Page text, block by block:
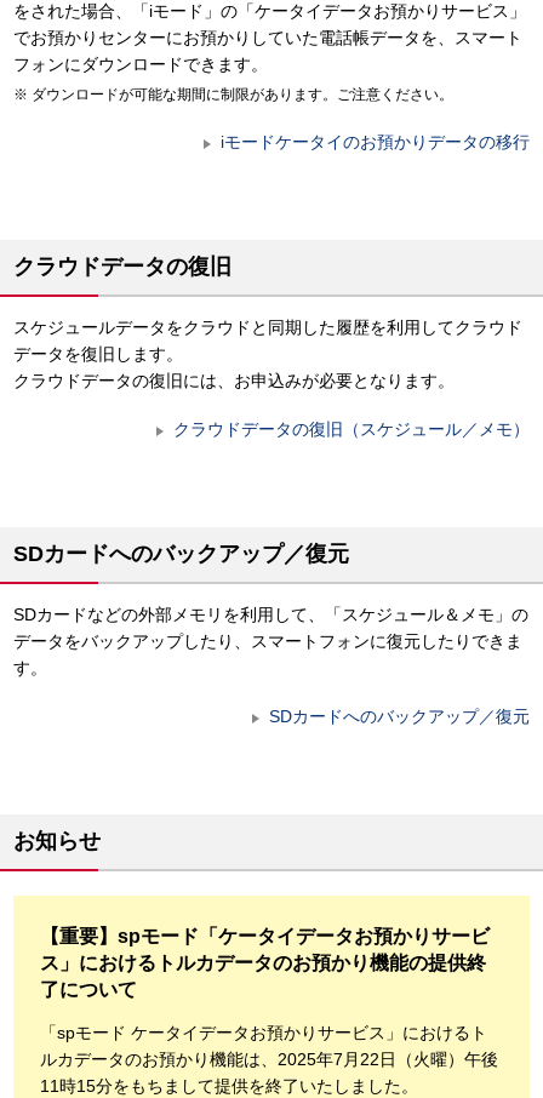
をされた場合、「iモード」の「ケータイデータお預かりサービス」
でお預かりセンターにお預かりしていた電話帳データを、スマート
フォンにダウンロードできます。
ダウンロードが可能な期間に制限があります。ご注意ください。
iモードケータイのお預かりデータの移行
クラウドデータの復旧
スケジュールデータをクラウドと同期した履歴を利用してクラウド
データを復旧します。
クラウドデータの復旧には、お申込みが必要となります。
クラウドデータの復旧（スケジュール／メモ）
SDカードへのバックアップ／復元
SDカードなどの外部メモリを利用して、「スケジュール＆メモ」の
データをバックアップしたり、スマートフォンに復元したりできま
す。
SDカードへのバックアップ／復元
お知らせ
【重要】spモード「ケータイデータお預かりサービ
ス」におけるトルカデータのお預かり機能の提供終
了について
「spモード ケータイデータお預かりサービス」におけるト
ルカデータのお預かり機能は、2025年7月22日（火曜）午後
11時15分をもちまして提供を終了いたしました。